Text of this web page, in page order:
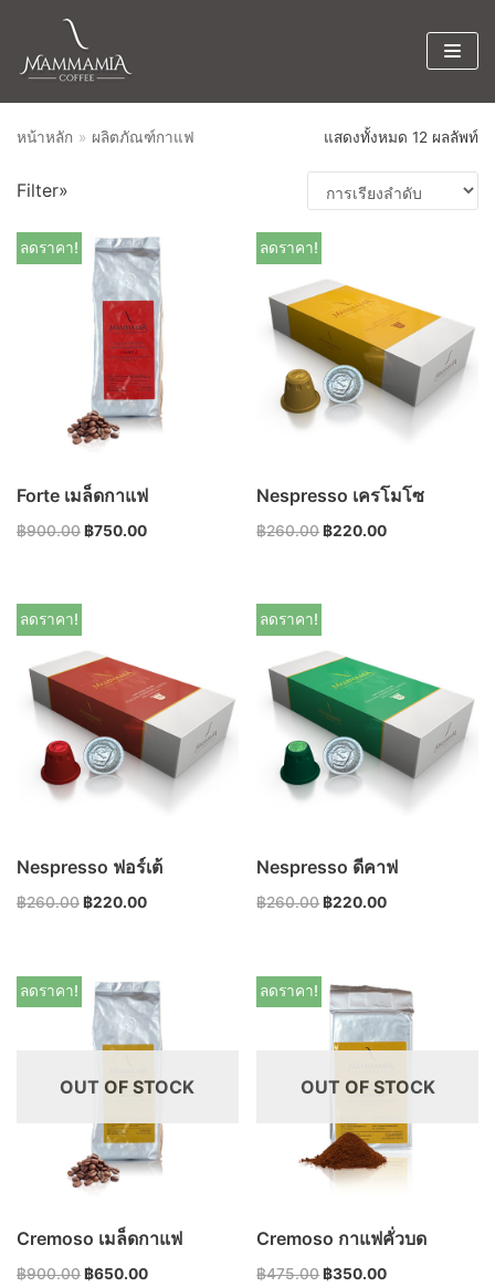
to
content
×
หน้าหลัก » ผลิตภัณฑ์กาแฟ แสดงทั้งหมด 12 ผลลัพท์
Filter»
ลดราคา!
Forte เมล็ดกาแฟ
฿900.00฿750.00
ลดราคา!
Nespresso เครโมโซ
฿260.00฿220.00
ลดราคา!
Nespresso ฟอร์เต้
฿260.00฿220.00
ลดราคา!
Nespresso ดีคาฟ
฿260.00฿220.00
OUT OF STOCK
ลดราคา!
Cremoso เมล็ดกาแฟ
฿900.00฿650.00
OUT OF STOCK
ลดราคา!
Cremoso กาแฟคั่วบด
฿475.00฿350.00